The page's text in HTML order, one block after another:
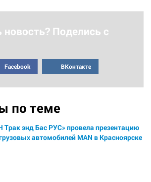
новость? Поделись с
Facebook ВКонтакте
по теме